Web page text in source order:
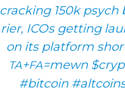
cra­cking 150k
rier, ICOs get­ting
on its plat­form
TA+FA=mewn
#bit­coin